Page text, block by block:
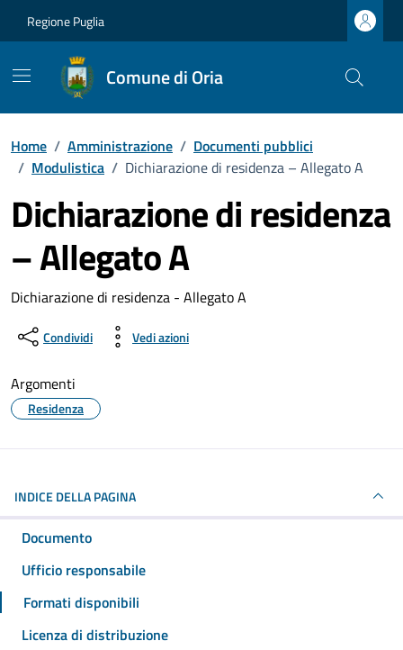
Regione Puglia
Comune di Oria
Home / Amministrazione / Documenti pubblici
/ Modulistica / Dichiarazione di residenza – Allegato A
Dichiarazione di residenza
– Allegato A
Dettagli del documento
Dichiarazione di residenza - Allegato A
Condividi Vedi azioni
Argomenti
Residenza
INDICE DELLA PAGINA
Documento
Ufficio responsabile
Formati disponibili
Licenza di distribuzione